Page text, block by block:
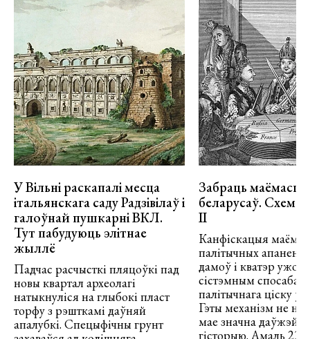
У Вільні раскапалі месца
італьянскага саду Радзівілаў і
галоўнай пушкарні ВКЛ.
Тут пабудуюць элітнае
жыллё
Падчас расчысткі пляцоўкі пад
новы квартал археолагі
натыкнуліся на глыбокі пласт
торфу з рэшткамі даўняй
апалубкі. Спецыфічны грунт
Забраць маёмасць
беларусаў.
ІІ
Канфіскацыя
палітычных
дамоў і кватэр ужо
сістэмным спосабам
палітычнага ціску ў
Гэты механізм не
мае значна
гісторыю. Амаль 230